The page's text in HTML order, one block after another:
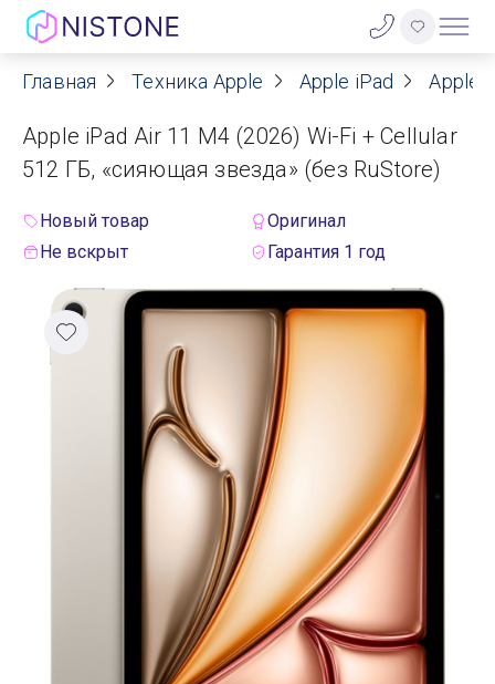
Акции
О нас
Договор оферты
Реквизиты
Контакты
Гарантия
Самовывоз
Trade-In
Главная Техника Apple Apple iPad Apple
Apple iPad Air 11 M4 (2026) Wi-Fi + Cellular
512 ГБ, «сияющая звезда» (без RuStore)
Новый товар
Оригинал
Не вскрыт
Гарантия 1 год